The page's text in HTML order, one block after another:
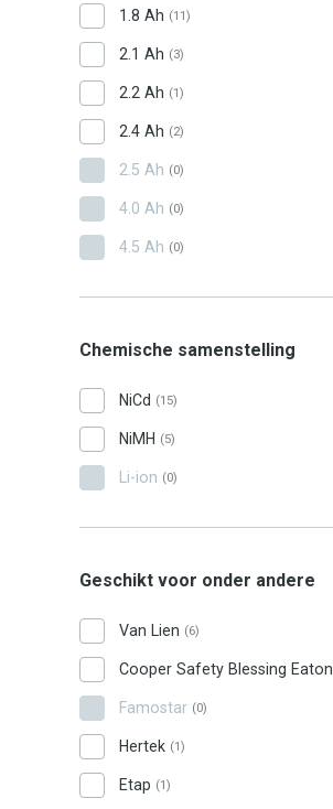
1.8 Ah (11)
2.1 Ah (3)
2.2 Ah (1)
2.4 Ah (2)
2.5 Ah (0)
4.0 Ah (0)
4.5 Ah (0)
Chemische samenstelling
NiCd (15)
NiMH (5)
Li-ion (0)
Geschikt voor onder andere
Van Lien (6)
Cooper Safety Blessing Eaton
Famostar (0)
Hertek (1)
Etap (1)